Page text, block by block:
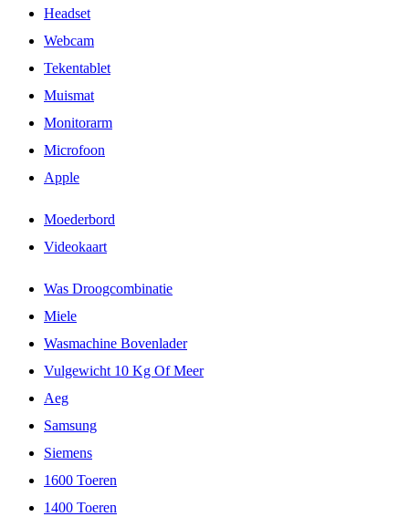
Headset
Webcam
Tekentablet
Muismat
Monitorarm
Microfoon
Apple
Moederbord
Videokaart
Was Droogcombinatie
Miele
Wasmachine Bovenlader
Vulgewicht 10 Kg Of Meer
Aeg
Samsung
Siemens
1600 Toeren
1400 Toeren